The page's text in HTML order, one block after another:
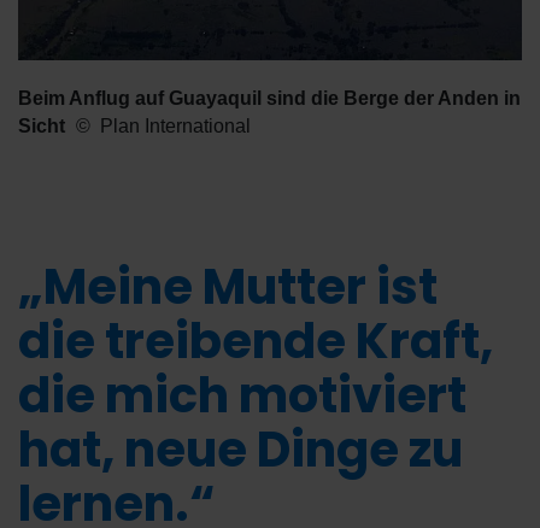
Beim Anflug auf Guayaquil sind die Berge der Anden in
Sicht
Plan International
„Meine Mutter ist
die treibende Kraft,
die mich motiviert
hat, neue Dinge zu
lernen.“